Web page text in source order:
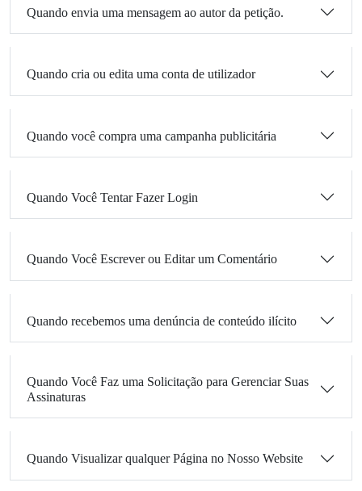
Quando envia uma mensagem ao autor da petição.
Quando cria ou edita uma conta de utilizador
Quando você compra uma campanha publicitária
Quando Você Tentar Fazer Login
Quando Você Escrever ou Editar um Comentário
Quando recebemos uma denúncia de conteúdo ilícito
Quando Você Faz uma Solicitação para Gerenciar Suas
Assinaturas
Quando Visualizar qualquer Página no Nosso Website